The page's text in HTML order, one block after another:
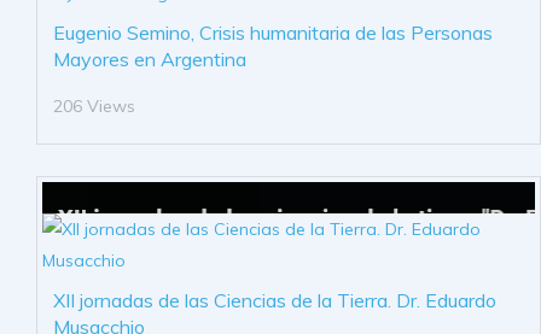
Eugenio Semino, Crisis humanitaria de las Personas
Mayores en Argentina
206 Views
XII jornadas de las Ciencias de la Tierra. Dr. Eduardo
Musacchio